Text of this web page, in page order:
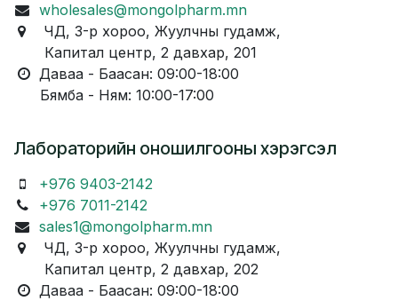
wholesales@mongolpharm.mn
ЧД, 3-р хороо, Жуулчны гудамж,
Капитал центр, 2 давхар, 201
Даваа - Баасан: 09:00-18:00
Бямба - Ням: 10:00-17:00
Лабораторийн оношилгооны хэрэгсэл
+976 9403-2142
+976 7011-2142
sales1@mongolpharm.mn
ЧД, 3-р хороо, Жуулчны гудамж,
Капитал центр, 2 давхар, 202
Даваа - Баасан: 09:00-18:00